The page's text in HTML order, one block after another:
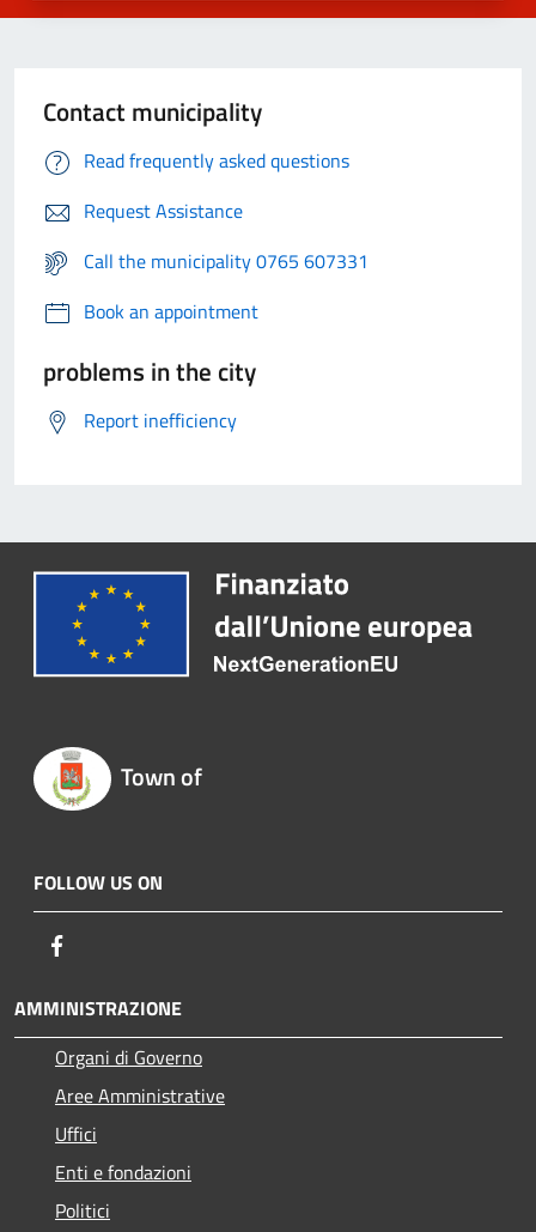
Contact municipality
Read frequently asked questions
Request Assistance
Call the municipality 0765 607331
Book an appointment
problems in the city
Report inefficiency
Town of
FOLLOW US ON
AMMINISTRAZIONE
Organi di Governo
Aree Amministrative
Uffici
Enti e fondazioni
Politici